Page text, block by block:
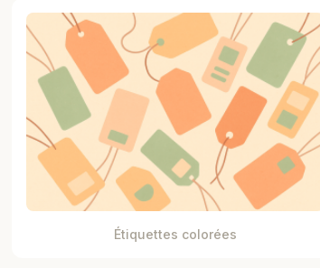
Étiquettes colorées